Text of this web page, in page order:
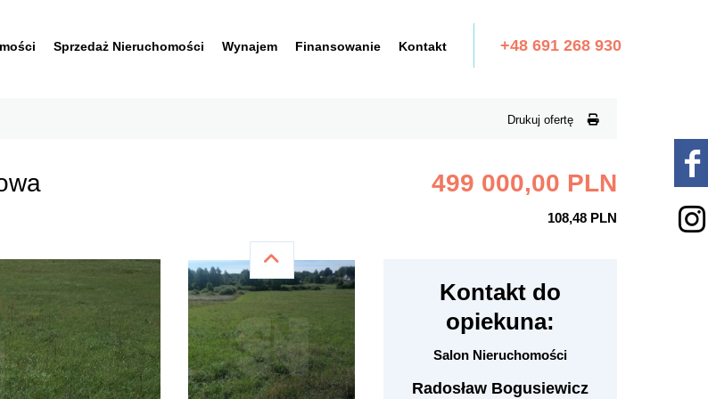
Sprzedaż Nieruchomości Wynajem Finansowanie Kontakt +48 691 268 930
Drukuj ofertę
499 000,00 PLN
108,48 PLN
Kontakt do
opiekuna:
Salon Nieruchomości
Radosław Bogusiewicz